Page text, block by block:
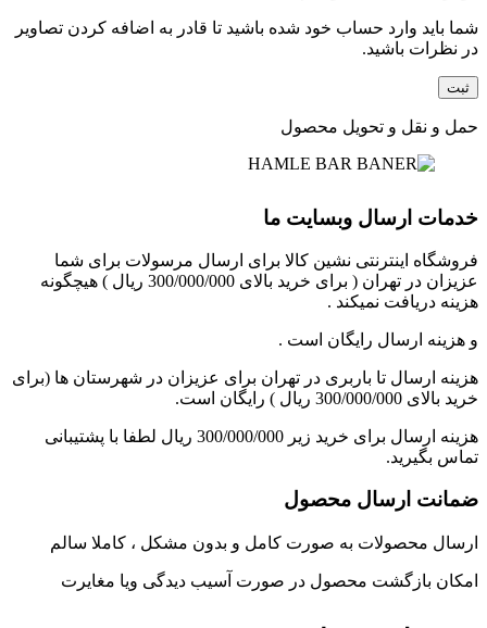
شما باید وارد حساب خود شده باشید تا قادر به اضافه کردن تصاویر
در نظرات باشید.
حمل و نقل و تحویل محصول
خدمات ارسال وبسایت ما
فروشگاه اینترنتی نشین کالا برای ارسال مرسولات برای شما
عزیزان در تهران ( برای خرید بالای 300/000/000 ریال ) هیچگونه
هزینه دریافت نمیکند .
و هزینه ارسال رایگان است .
هزینه ارسال تا باربری در تهران برای عزیزان در شهرستان ها (برای
خرید بالای 300/000/000 ریال ) رایگان است.
هزینه ارسال برای خرید زیر 300/000/000 ریال لطفا با پشتیبانی
تماس بگیرید.
ضمانت ارسال محصول
ارسال محصولات به صورت کامل و بدون مشکل ، کاملا سالم
امکان بازگشت محصول در صورت آسیب دیدگی ویا مغایرت